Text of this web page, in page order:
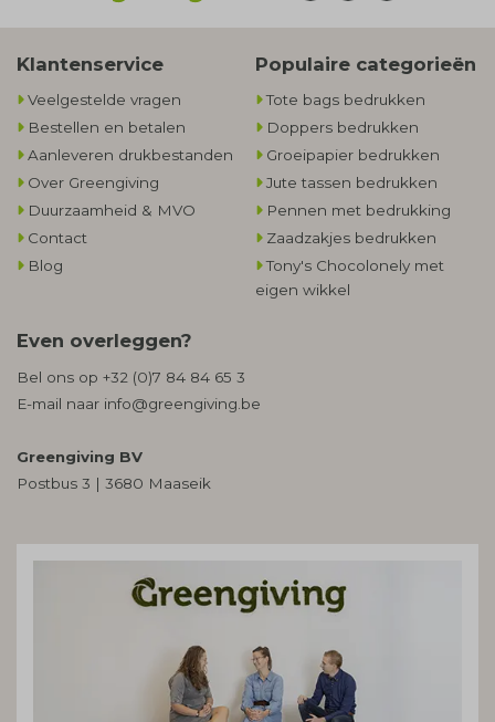
Klantenservice
Veelgestelde vragen
Bestellen en betalen
Aanleveren drukbestanden
Over Greengiving
Duurzaamheid & MVO
Contact
Blog
Populaire categorieën
Tote bags bedrukken
Doppers bedrukken
Groeipapier bedrukken
Jute tassen bedrukken
Pennen met bedrukking
Zaadzakjes bedrukken
Tony's Chocolonely met
eigen wikkel
Even overleggen?
Bel ons op +32 (0)7 84 84 65 3
E-mail naar info@greengiving.be
Greengiving BV
Postbus 3 | 3680 Maaseik